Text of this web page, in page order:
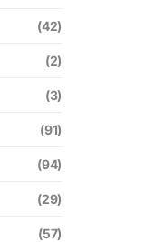
(42)
(2)
(3)
(91)
(94)
(29)
(57)